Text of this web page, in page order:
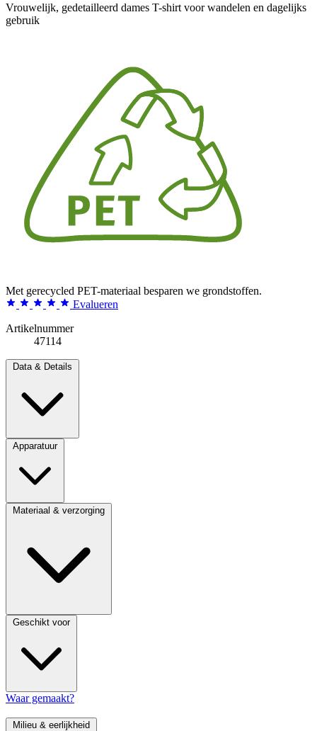
Vrouwelijk, gedetailleerd dames T-shirt voor wandelen en dagelijks
gebruik
Met gerecycled PET-materiaal besparen we grondstoffen.
Evalueren
Artikelnummer
47114
Data & Details
Apparatuur
Materiaal & verzorging
Geschikt voor
Waar gemaakt?
Milieu & eerlijkheid